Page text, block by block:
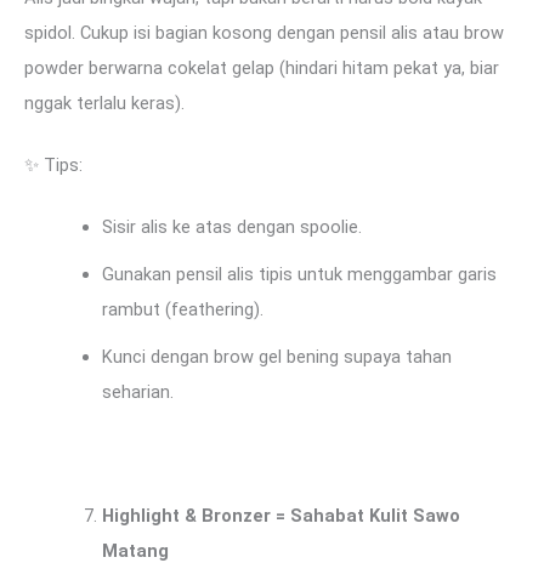
spidol. Cukup isi bagian kosong dengan pensil alis atau brow
powder berwarna cokelat gelap (hindari hitam pekat ya, biar
nggak terlalu keras).
✨ Tips:
Sisir alis ke atas dengan spoolie.
Gunakan pensil alis tipis untuk menggambar garis
rambut (feathering).
Kunci dengan brow gel bening supaya tahan
seharian.
Highlight & Bronzer = Sahabat Kulit Sawo
Matang